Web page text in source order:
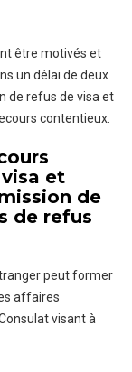
être motivés et
un délai de deux
de refus de visa et
contentieux.
et
de
de refus
peut former
affaires
visant à